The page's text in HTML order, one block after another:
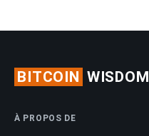
BITCOIN WISDOM
À PROPOS DE